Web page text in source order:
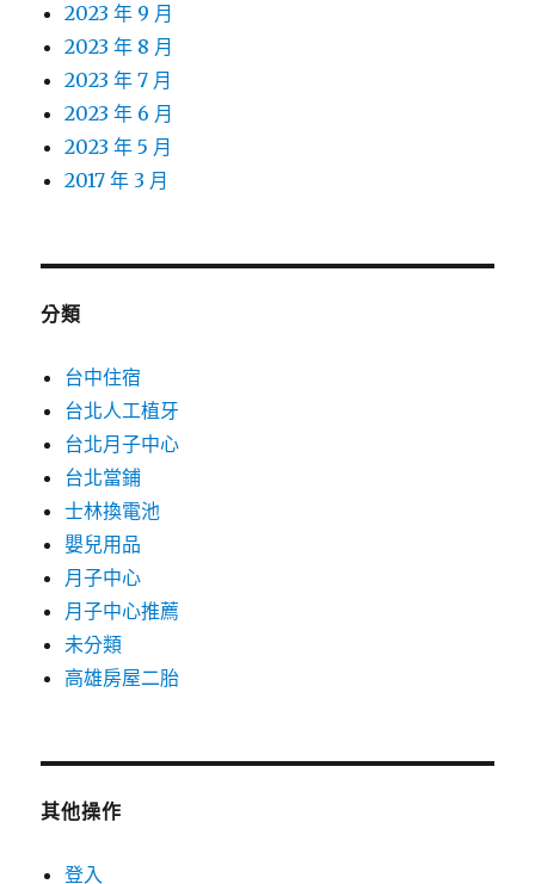
2023 年 9 月
2023 年 8 月
2023 年 7 月
2023 年 6 月
2023 年 5 月
2017 年 3 月
分類
台中住宿
台北人工植牙
台北月子中心
台北當鋪
士林換電池
嬰兒用品
月子中心
月子中心推薦
未分類
高雄房屋二胎
其他操作
登入